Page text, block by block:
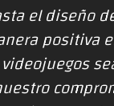
el diseño
positiva